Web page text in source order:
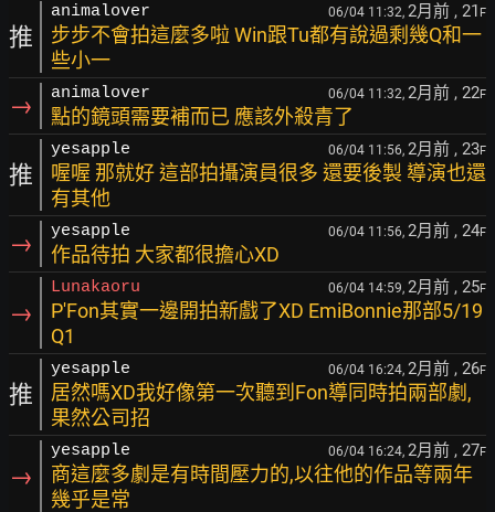
推
animalover 06/04 11:32, 2月前 , 21 F
步步不會拍這麼多啦 Win跟Tu都有說過剩幾Q和一
些小一
→ animalover 06/04 11:32, 2月前 , 22F
點的鏡頭需要補而已 應該外殺青了
推
yesapple 06/04 11:56, 2月前 , 23F
喔喔 那就好 這部拍攝演員很多 還要後製 導演也還
有其他
→ yesapple 06/04 11:56, 2月前 , 24F
作品待拍 大家都很擔心XD
→
Lunakaoru 06/04 14:59, 2月前 , 25F
P'Fon其實一邊開拍新戲了XD EmiBonnie那部5/19
Q1
推
yesapple 06/04 16:24, 2月前 , 26F
居然嗎XD我好像第一次聽到Fon導同時拍兩部劇,
果然公司招
→
yesapple 06/04 16:24, 2月前 , 27F
商這麼多劇是有時間壓力的,以往他的作品等兩年
幾乎是常